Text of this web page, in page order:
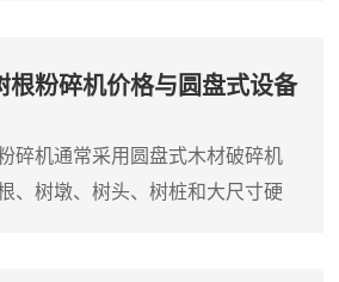
利用。树墩类物料单件尺寸大、
有泥土和砂石，对设备的进料结
效处理这类硬质木料。以JP3000
例...
根粉碎机价格与圆盘式设备
碎机通常采用圆盘式木材破碎机
、树墩、树头、树桩和大尺寸硬